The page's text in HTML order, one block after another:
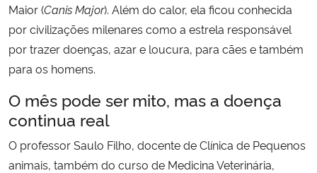
Maior (Canis Major). Além do calor, ela ficou conhecida
por civilizações milenares como a estrela responsável
por trazer doenças, azar e loucura, para cães e também
para os homens.
O mês pode ser mito, mas a doença
continua real
O professor Saulo Filho, docente de Clínica de Pequenos
animais, também do curso de Medicina Veterinária,